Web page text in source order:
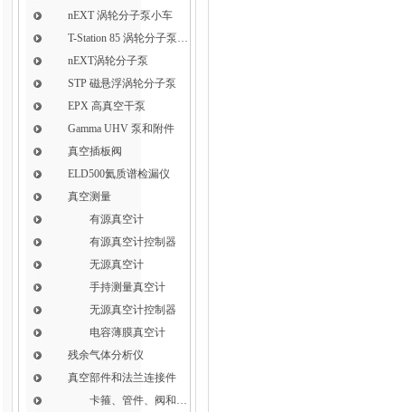
nEXT 涡轮分子泵小车
nEXT涡轮分子泵
STP 磁悬浮涡轮分子泵
EPX 高真空干泵
Gamma UHV 泵和附件
真空插板阀
ELD500氦质谱检漏仪
真空测量
有源真空计
有源真空计控制器
无源真空计
手持测量真空计
无源真空计控制器
电容薄膜真空计
残余气体分析仪
真空部件和法兰连接件